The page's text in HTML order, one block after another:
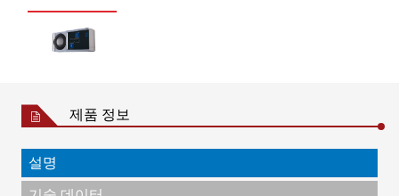
제품 정보
설명